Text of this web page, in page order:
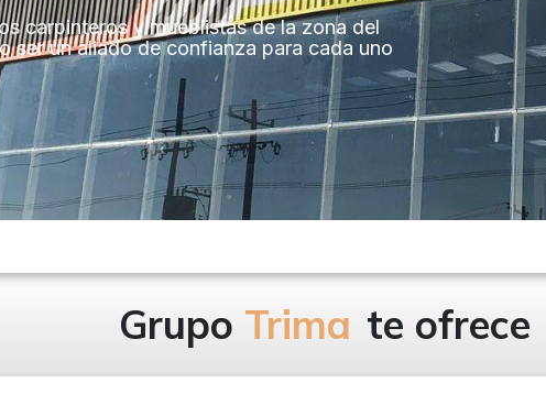
carpinteros y mueblistas de la zona del
ser un aliado de confianza para cada uno
Grupo Trima te ofrece